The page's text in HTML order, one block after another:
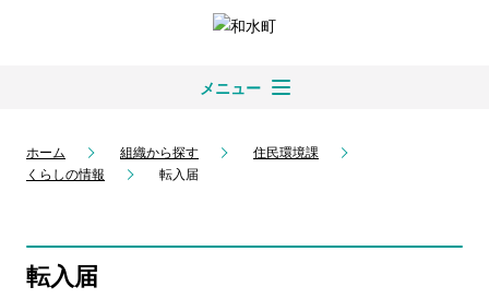
メニュー
ホーム 組織から探す
住民環境課
くらしの情報
転入届
転入届